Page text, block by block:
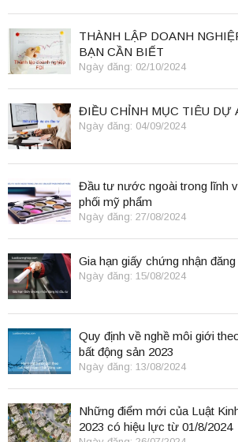
THÀNH LẬP DOANH
BẠN CẦN BIẾT
Ngày đăng: 02/10/2024
ĐIỀU CHỈNH MỤC TIÊU DỰ
Ngày đăng: 04/09/2024
Đầu tư nước ngoài trong lĩnh
phối mỹ phẩm
Ngày đăng: 27/08/2024
Gia hạn giấy chứng nhận
Ngày đăng: 15/08/2024
Quy định về nghề môi giới
bất động sản 2023
Ngày đăng: 13/08/2024
Những điểm mới của Luật
2023 có hiệu lực từ 01/8/2024